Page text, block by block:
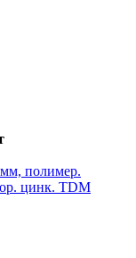
полимер.
цинк. TDM